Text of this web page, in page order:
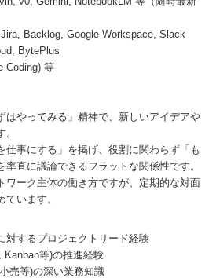
Backlog, Google Workspace, Slack
BytePlus
Coding) 等
はやってみる」精神で、新しいアイデアや
仕事にする」を掲げ、役割に関わらず「も
率直に議論できるフラットな関係性です。
ワーク主体の働き方ですが、定期的な対面
います。
対するプロジェクトリード経験
Kanban等)の推進経験
売等)の深い業務知識